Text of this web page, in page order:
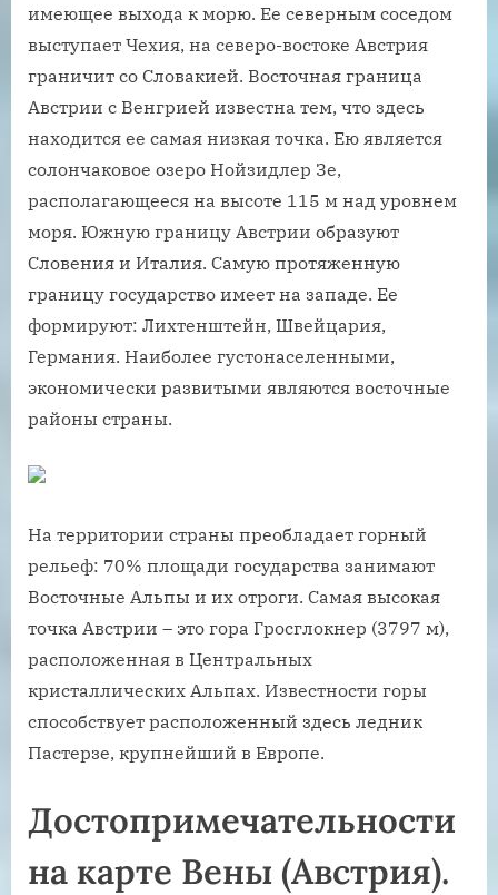
имеющее выхода к морю. Ее северным соседом
выступает Чехия, на северо-востоке Австрия
граничит со Словакией. Восточная граница
Австрии с Венгрией известна тем, что здесь
находится ее самая низкая точка. Ею является
солончаковое озеро Нойзидлер Зе,
располагающееся на высоте 115 м над уровнем
моря. Южную границу Австрии образуют
Словения и Италия. Самую протяженную
границу государство имеет на западе. Ее
формируют: Лихтенштейн, Швейцария,
Германия. Наиболее густонаселенными,
экономически развитыми являются восточные
районы страны.
На территории страны преобладает горный
рельеф: 70% площади государства занимают
Восточные Альпы и их отроги. Самая высокая
точка Австрии – это гора Гросглокнер (3797 м),
расположенная в Центральных
кристаллических Альпах. Известности горы
способствует расположенный здесь ледник
Пастерзе, крупнейший в Европе.
Достопримечательности
на карте Вены (Австрия).